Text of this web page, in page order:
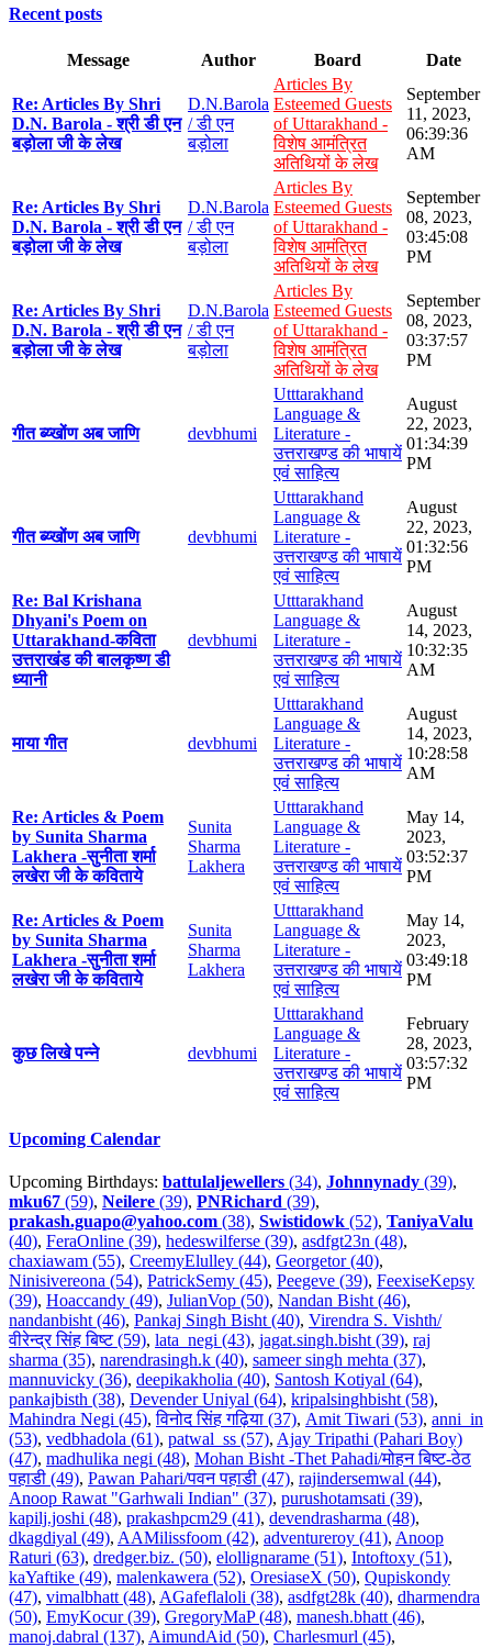
Recent posts
Message Author Board Date
Re: Articles By Shri
D.N. Barola - श्री डी एन
बड़ोला जी के लेख
D.N.Barola
/ डी एन
बड़ोला
Articles By
Esteemed Guests
of Uttarakhand -
विशेष आमंत्रित
अतिथियों के लेख
September
11, 2023,
06:39:36
AM
Re: Articles By Shri
D.N. Barola - श्री डी एन
बड़ोला जी के लेख
D.N.Barola
/ डी एन
बड़ोला
Articles By
Esteemed Guests
of Uttarakhand -
विशेष आमंत्रित
अतिथियों के लेख
September
08, 2023,
03:45:08
PM
Re: Articles By Shri
D.N. Barola - श्री डी एन
बड़ोला जी के लेख
D.N.Barola
/ डी एन
बड़ोला
Articles By
Esteemed Guests
of Uttarakhand -
विशेष आमंत्रित
अतिथियों के लेख
September
08, 2023,
03:37:57
PM
गीत ब्य्खोंण अब जाणि devbhumi
Utttarakhand
Language &
Literature -
उत्तराखण्ड की भाषायें
एवं साहित्य
August
22, 2023,
01:34:39
PM
गीत ब्य्खोंण अब जाणि devbhumi
Utttarakhand
Language &
Literature -
उत्तराखण्ड की भाषायें
एवं साहित्य
August
22, 2023,
01:32:56
PM
Re: Bal Krishana
Dhyani's Poem on
Uttarakhand-कविता
उत्तराखंड की बालकृष्ण डी
ध्यानी
devbhumi
Utttarakhand
Language &
Literature -
उत्तराखण्ड की भाषायें
एवं साहित्य
August
14, 2023,
10:32:35
AM
माया गीत devbhumi
Utttarakhand
Language &
Literature -
उत्तराखण्ड की भाषायें
एवं साहित्य
August
14, 2023,
10:28:58
AM
Re: Articles & Poem
by Sunita Sharma
Lakhera -सुनीता शर्मा
लखेरा जी के कविताये
Sunita
Sharma
Lakhera
Utttarakhand
Language &
Literature -
उत्तराखण्ड की भाषायें
एवं साहित्य
May 14,
2023,
03:52:37
PM
Re: Articles & Poem
by Sunita Sharma
Lakhera -सुनीता शर्मा
लखेरा जी के कविताये
Sunita
Sharma
Lakhera
Utttarakhand
Language &
Literature -
उत्तराखण्ड की भाषायें
एवं साहित्य
May 14,
2023,
03:49:18
PM
कुछ लिखे पन्ने devbhumi
Utttarakhand
Language &
Literature -
उत्तराखण्ड की भाषायें
एवं साहित्य
February
28, 2023,
03:57:32
PM
Upcoming Calendar
Upcoming Birthdays: battulaljewellers (34), Johnnynady (39),
mku67 (59), Neilere (39), PNRichard (39),
prakash.guapo@yahoo.com (38), Swistidowk (52), TaniyaValu
(40), FeraOnline (39), hedeswilferse (39), asdfgt23n (48),
chaxiawam (55), CreemyElulley (44), Georgetor (40),
Ninisivereona (54), PatrickSemy (45), Peegeve (39), FeexiseKepsy
(39), Hoaccandy (49), JulianVop (50), Nandan Bisht (46),
nandanbisht (46), Pankaj Singh Bisht (40), Virendra S. Vishth/
वीरेन्द्र सिंह बिष्ट (59), lata_negi (43), jagat.singh.bisht (39), raj
sharma (35), narendrasingh.k (40), sameer singh mehta (37),
mannuvicky (36), deepikakholia (40), Santosh Kotiyal (64),
pankajbisth (38), Devender Uniyal (64), kripalsinghbisht (58),
Mahindra Negi (45),विनोद सिंह गढ़िया (37), Amit Tiwari (53), anni_in
(53), vedbhadola (61), patwal_ss (57), Ajay Tripathi (Pahari Boy)
(47), madhulika negi (48), Mohan Bisht -Thet Pahadi/मोहन बिष्ट-ठेठ
पहाडी (49), Pawan Pahari/पवन पहाडी (47), rajindersemwal (44),
Anoop Rawat "Garhwali Indian" (37), purushotamsati (39),
kapilj.joshi (48), prakashpcm29 (41), devendrasharma (48),
dkagdiyal (49), AAMilissfoom (42), adventureroy (41), Anoop
Raturi (63), dredger.biz. (50), elollignarame (51), Intoftoxy (51),
kaYaftike (49), malenkawera (52), OresiaseX (50), Qupiskondy
(47), vimalbhatt (48), AGafeflaloli (38), asdfgt28k (40), dharmendra
(50), EmyKocur (39), GregoryMaP (48), manesh.bhatt (46),
manoj.dabral (137), AimundAid (50), Charlesmurl (45),